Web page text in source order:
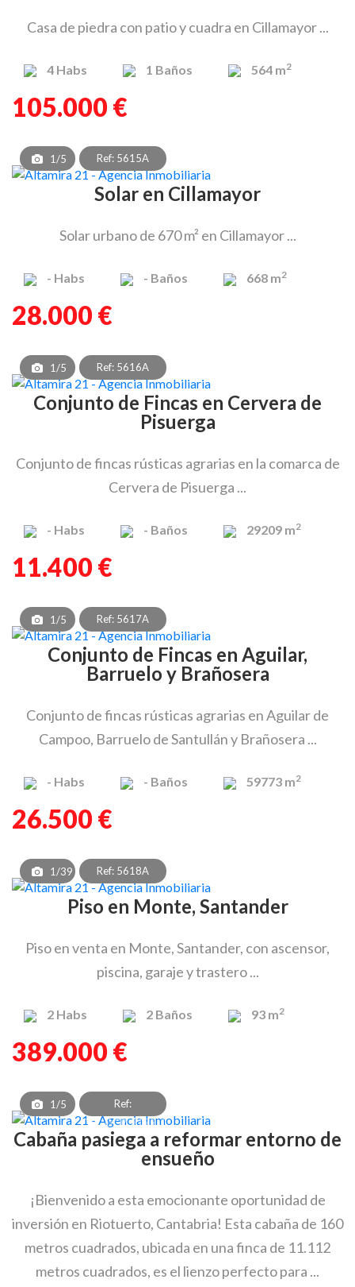
Casa de piedra con patio y cuadra en Cillamayor ...
4 Habs 1 Baños 564 m2
105.000 €
1/5 Ref: 5615A
Solar en Cillamayor
Solar urbano de 670 m² en Cillamayor ...
- Habs - Baños 668 m2
28.000 €
1/5 Ref: 5616A
Conjunto de Fincas en Cervera de
Pisuerga
Conjunto de fincas rústicas agrarias en la comarca de
Cervera de Pisuerga ...
- Habs - Baños 29209 m2
11.400 €
1/5 Ref: 5617A
Conjunto de Fincas en Aguilar,
Barruelo y Brañosera
Conjunto de fincas rústicas agrarias en Aguilar de
Campoo, Barruelo de Santullán y Brañosera ...
- Habs - Baños 59773 m2
26.500 €
1/39 Ref: 5618A
Piso en Monte, Santander
Piso en venta en Monte, Santander, con ascensor,
piscina, garaje y trastero ...
2 Habs 2 Baños 93 m2
389.000 €
1/5
Ref:
CBV_OCP_3179_1
Cabaña pasiega a reformar entorno de
ensueño
¡Bienvenido a esta emocionante oportunidad de
inversión en Riotuerto, Cantabria! Esta cabaña de 160
metros cuadrados, ubicada en una finca de 11.112
metros cuadrados, es el lienzo perfecto para ...